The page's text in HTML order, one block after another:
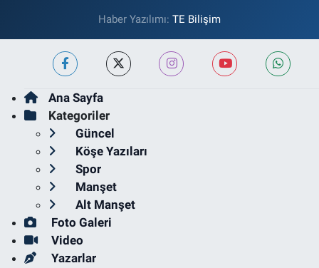
Haber Yazılımı: TE Bilişim
Ana Sayfa
Kategoriler
Güncel
Köşe Yazıları
Spor
Manşet
Alt Manşet
Foto Galeri
Video
Yazarlar